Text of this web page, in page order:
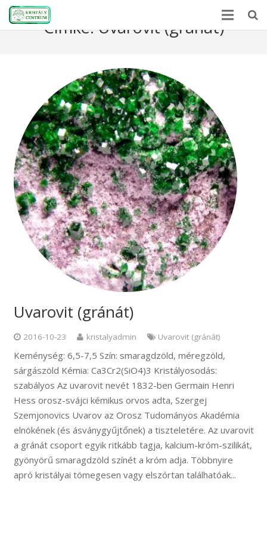
Kristályerő
Hírek
A kövekről
Rólunk
Kapcsolat
Webshop
Címke:Uvarovit (gránát)
Uvarovit (gránát)
2016-10-23 kristalyadmin Uvarovit (gránát)
Keménység: 6,5-7,5 Szín: smaragdzöld, méregzöld,
sárgászöld Kémia: Ca3Cr2(SiO4)3 Kristályosodás:
szabályos Az uvarovit nevét 1832-ben Germain Henri
Hess orosz-svájci kémikus orvos adta, Szergej
Szemjonovics Uvarov az Orosz Tudományos Akadémia
elnökének (és ásványgyűjtőnek) a tiszteletére. Az uvarovit
a gránát csoport egyik ritkább tagja, kalcium-króm-szilikát,
gyönyörű smaragdzöld színét a króm adja. Többnyire
apró kristályai tömegesen vagy elszórtan találhatóak...